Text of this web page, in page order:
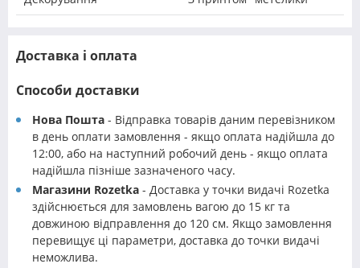
Доставка і оплата
Способи доставки
Нова Пошта - Відправка товарів даним перевізником
в день оплати замовлення - якщо оплата надійшла до
12:00, або на наступний робочий день - якщо оплата
надійшла пізніше зазначеного часу.
Магазини Rozetka - Доставка у точки видачі Rozetka
здійснюється для замовлень вагою до 15 кг та
довжиною відправлення до 120 см. Якщо замовлення
перевищує ці параметри, доставка до точки видачі
неможлива.